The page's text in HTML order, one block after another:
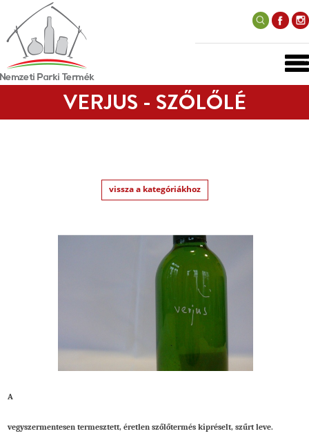
VERJUS - SZŐLŐLÉ
vissza a kategóriákhoz
A
vegyszermentesen termesztett, éretlen szőlőtermés kipréselt, szűrt leve.